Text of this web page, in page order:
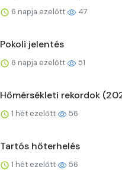
6 napja ezelőtt 47
Pokoli jelentés
6 napja ezelőtt 51
Hőmérsékleti rekordok
1 hét ezelőtt 56
Tartós hőterhelés
1 hét ezelőtt 56